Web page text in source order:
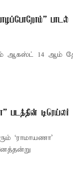
பாடல்
படத்தின் டிரெய்லர்
‘ராமாயணா’